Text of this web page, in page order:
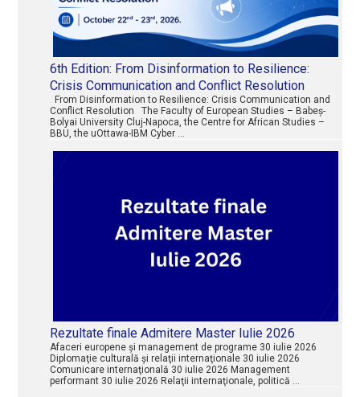
6th Edition: From Disinformation to Resilience:
Crisis Communication and Conflict Resolution
From Disinformation to Resilience: Crisis Communication and
Conflict Resolution The Faculty of European Studies – Babeș-
Bolyai University Cluj-Napoca, the Centre for African Studies –
BBU, the uOttawa-IBM Cyber …
Rezultate finale Admitere Master Iulie 2026
Afaceri europene şi management de programe 30 iulie 2026
Diplomaţie culturală şi relaţii internaţionale 30 iulie 2026
Comunicare internaţională 30 iulie 2026 Management
performant 30 iulie 2026 Relaţii internaţionale, politică …